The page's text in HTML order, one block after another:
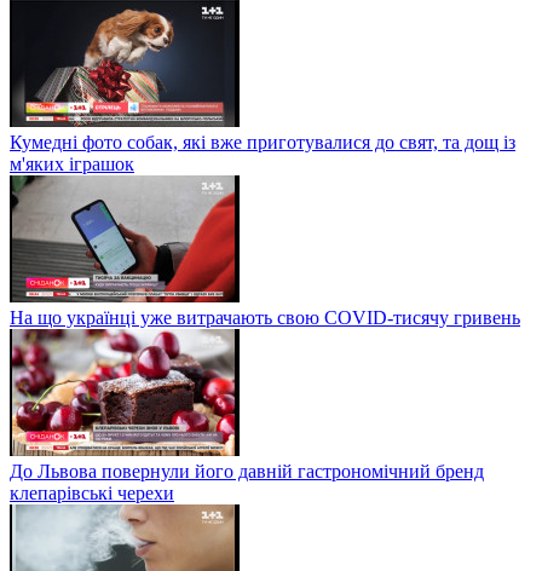
Кумедні фото собак, які вже приготувалися до свят, та дощ із
м'яких іграшок
На що українці уже витрачають свою COVID-тисячу гривень
До Львова повернули його давній гастрономічний бренд
клепарівські черехи